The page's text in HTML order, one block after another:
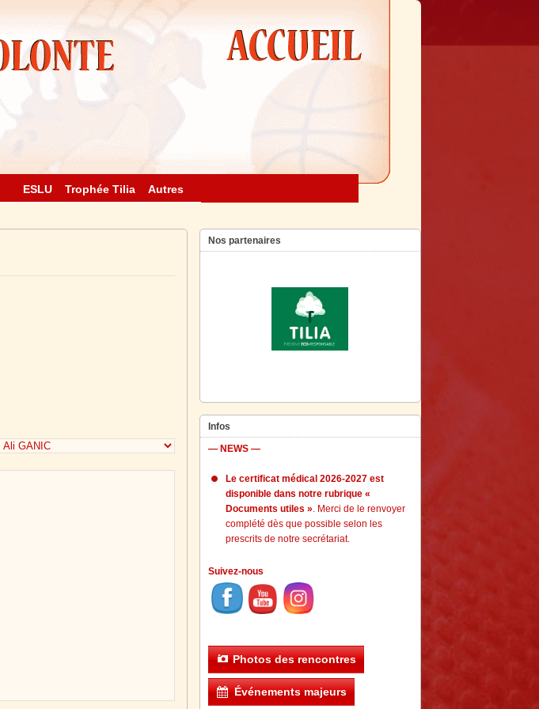
ESLU Trophée Tilia Autres
Nos partenaires
Infos
— NEWS —
Le certificat médical 2026-2027 est
disponible dans notre rubrique «
Documents utiles ». Merci de le renvoyer
complété dès que possible selon les
prescrits de notre secrétariat.
Suivez-nous
Photos des rencontres
Événements majeurs